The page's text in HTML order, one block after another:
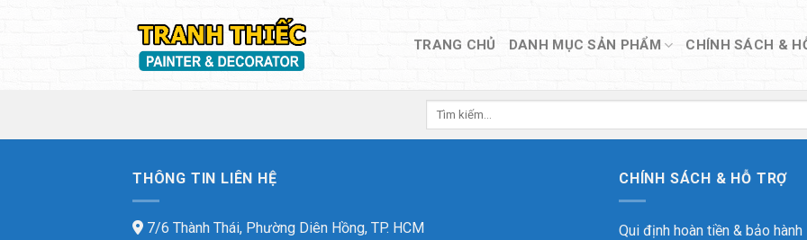
TRANG CHỦ DANH MỤC SẢN PHẨM CHÍNH SÁCH &
Tìm
THÔNG TIN LIÊN HỆ
7/6 Thành Thái, Phường Diên Hồng, TP. HCM
CHÍNH SÁCH & HỖ TRỢ
Qui định hoàn tiền & bảo hành